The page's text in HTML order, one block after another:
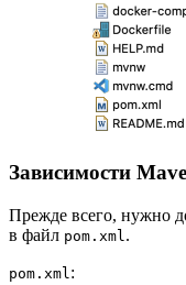
Зависимости
Прежде всего, нужно
в файл pom.xml .
pom.xml :